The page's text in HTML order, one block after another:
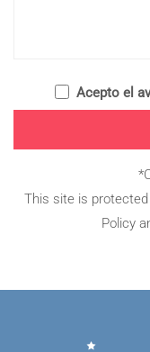
Acepto el
This site is protected
Policy